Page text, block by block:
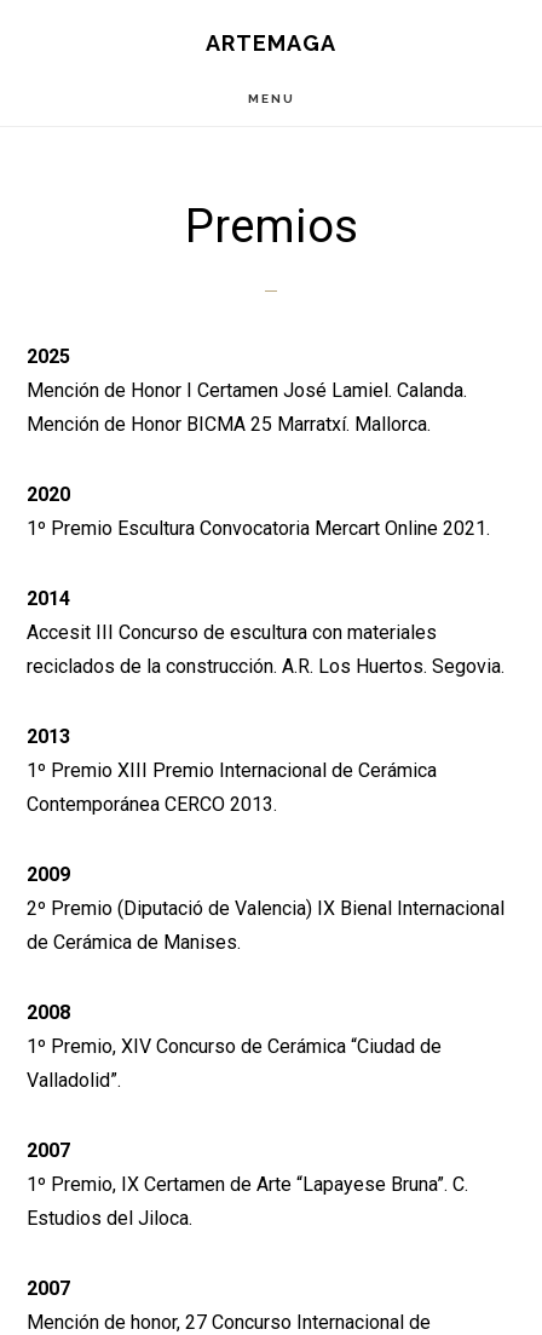
ARTEMAGA
MENU
Premios
2025
Mención de Honor I Certamen José Lamiel. Calanda.
Mención de Honor BICMA 25 Marratxí. Mallorca.
2020
1º Premio Escultura Convocatoria Mercart Online 2021.
2014
Accesit III Concurso de escultura con materiales
reciclados de la construcción. A.R. Los Huertos. Segovia.
2013
1º Premio XIII Premio Internacional de Cerámica
Contemporánea CERCO 2013.
2009
2º Premio (Diputació de Valencia) IX Bienal Internacional
de Cerámica de Manises.
2008
1º Premio, XIV Concurso de Cerámica “Ciudad de
Valladolid”.
2007
1º Premio, IX Certamen de Arte “Lapayese Bruna”. C.
Estudios del Jiloca.
2007
Mención de honor, 27 Concurso Internacional de